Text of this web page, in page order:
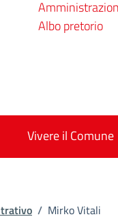
Albo pretorio
Vivere il Comune
/ Mirko Vitali